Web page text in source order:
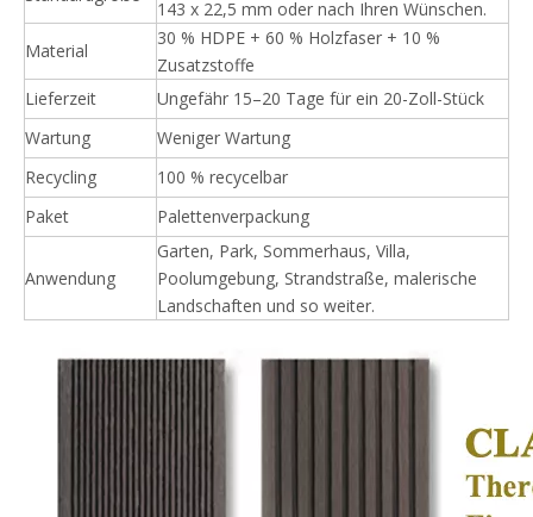
143 x 22,5 mm oder nach Ihren Wünschen.
Material
30 % HDPE + 60 % Holzfaser + 10 %
Zusatzstoffe
Lieferzeit
Ungefähr 15–20 Tage für ein 20-Zoll-Stück
Wartung
Weniger Wartung
Recycling
100 % recycelbar
Paket
Palettenverpackung
Anwendung
Garten, Park, Sommerhaus, Villa,
Poolumgebung, Strandstraße, malerische
Landschaften und so weiter.